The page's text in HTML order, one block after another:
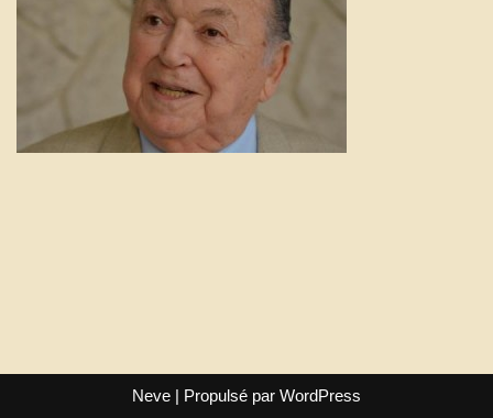
Neve | Propulsé par WordPress